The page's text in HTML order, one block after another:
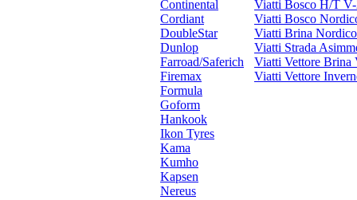
Continental
Cordiant
DoubleStar
Dunlop
Farroad/Saferich
Firemax
Formula
Goform
Hankook
Ikon Tyres
Kama
Kumho
Kapsen
Nereus
Viatti Bosco H/T
Viatti Bosco
Viatti Brina
Viatti Strada
Viatti Vettore Brina
Viatti Vettore